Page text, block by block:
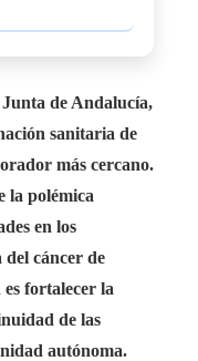
de Andalucía,
sanitaria de
más cercano.
la polémica
en los
cáncer de
fortalecer la
de las
autónoma.